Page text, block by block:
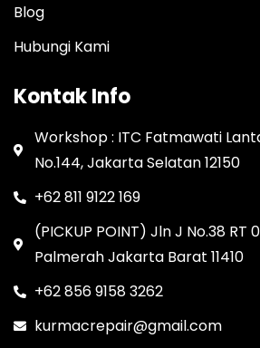
Blog
Hubungi Kami
Kontak Info
Workshop : ITC Fatmawati
No.144, Jakarta Selatan 12150
+62 811 9122 169
(PICKUP POINT) Jln J No.38 RT
Palmerah Jakarta Barat 11410
+62 856 9158 3262
kurmacrepair@gmail.com